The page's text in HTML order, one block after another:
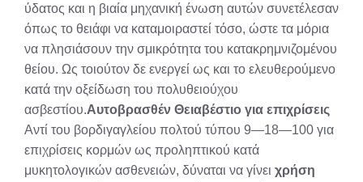
ύδατος και η βιαία μηχανική ένωση αυτών συνετέλεσαν
όπως το θειάφι να καταμοιραστεί τόσο, ώστε τα μόρια
να πλησιάσουν την σμικρότητα του κατακρημνιζομένου
θείου. Ως τοιούτον δε ενεργεί ως και το ελευθερούμενο
κατά την οξείδωση του πολυθειούχου
ασβεστίου.Αυτοβρασθέν Θειαβέστιο για επιχρίσεις
Αντί του βορδιγαγλείου πολτού τύπου 9—18—100 για
επιχρίσεις κορμών ως προληπτικού κατά
μυκητολογικών ασθενειών, δύναται να γίνει χρήση